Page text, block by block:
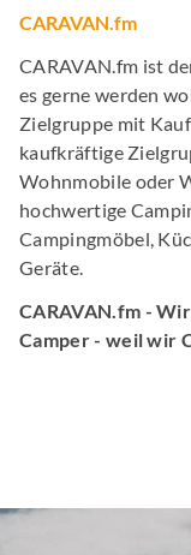
CARAVAN.fm
CARAVAN.fm ist
es gerne werden
Zielgruppe mit
kaufkräftige
Wohnmobile oder
hochwertige
Campingmöbel,
Geräte.
CARAVAN.fm -
Camper - weil wir